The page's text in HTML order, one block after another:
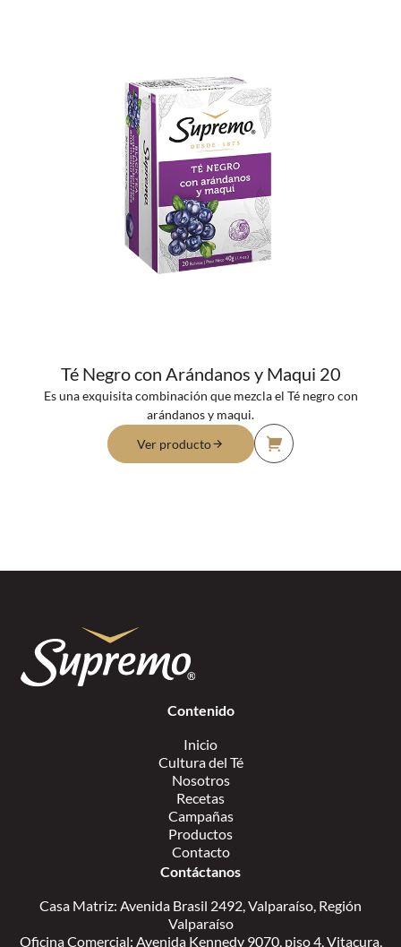
Té Negro con Arándanos y Maqui 20
Es una exquisita combinación que mezcla el Té negro con
arándanos y maqui.
Ver producto
Contenido
Inicio
Cultura del Té
Nosotros
Recetas
Campañas
Productos
Contacto
Contáctanos
Casa Matriz: Avenida Brasil 2492, Valparaíso, Región
Valparaíso
Oficina Comercial: Avenida Kennedy 9070, piso 4, Vitacura,